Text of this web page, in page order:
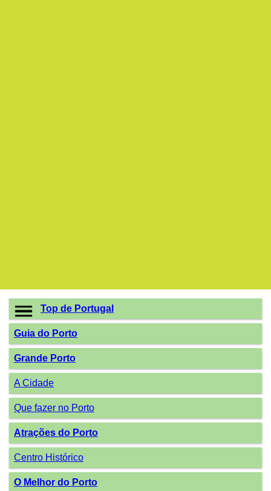
Top de Portugal
Guia do Porto
Grande Porto
A Cidade
Que fazer no Porto
Atrações do Porto
Centro Histórico
O Melhor do Porto